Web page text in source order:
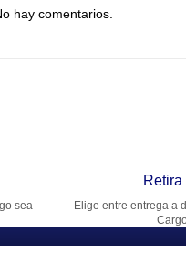
hay comentarios.
sea
Elige entre entrega a